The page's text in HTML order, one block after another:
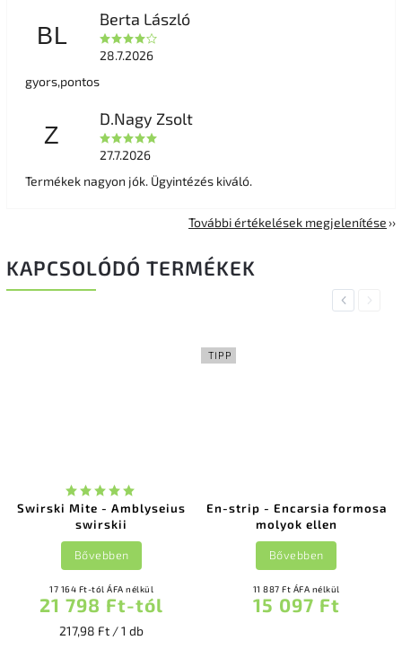
BL
Berta László
28.7.2026
gyors,pontos
Z
D.Nagy Zsolt
27.7.2026
Termékek nagyon jók. Ügyintézés kiváló.
További értékelések megjelenítése
KAPCSOLÓDÓ TERMÉKEK
Previous
Swirski Mite - Amblyseius
swirskii
17 164 Ft-tól ÁFA nélkül
21 798 Ft-tól
217,98 Ft / 1 db
Bővebben
TIPP
En-strip - Encarsia formosa
molyok ellen
11 887 Ft ÁFA nélkül
15 097 Ft
Bővebben
Next